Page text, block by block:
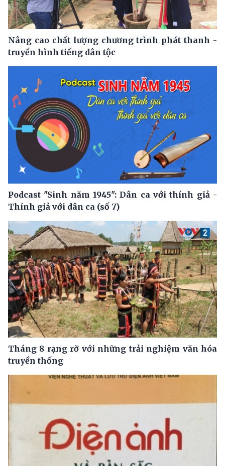
Nâng cao chất lượng chương trình phát thanh -
truyền hình tiếng dân tộc
Podcast "Sinh năm 1945": Dân ca với thính giả -
Thính giả với dân ca (số 7)
Tháng 8 rạng rỡ với những trải nghiệm văn hóa
truyền thống